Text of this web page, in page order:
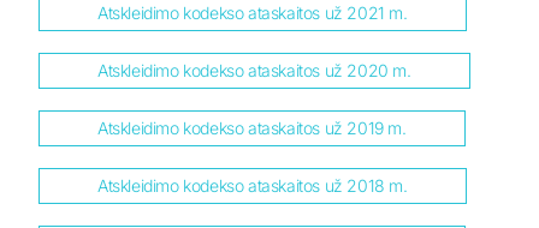
Atskleidimo kodekso ataskaitos už 2021 m.
Atskleidimo kodekso ataskaitos už 2020 m.
Atskleidimo kodekso ataskaitos už 2019 m.
Atskleidimo kodekso ataskaitos už 2018 m.